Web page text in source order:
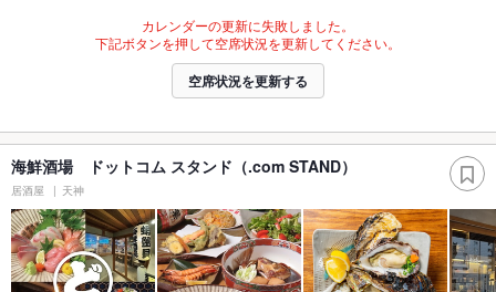
カレンダーの更新に失敗しました。
下記ボタンを押して空席状況を更新してください。
空席状況を更新する
海鮮酒場 ドットコム スタンド（.com STAND）
居酒屋 天神